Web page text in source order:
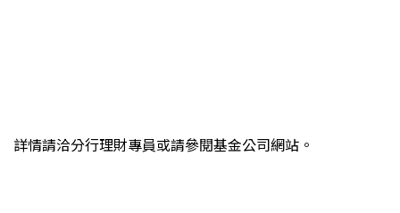
詳情請洽分行理財專員或請參閱基金公司網站。